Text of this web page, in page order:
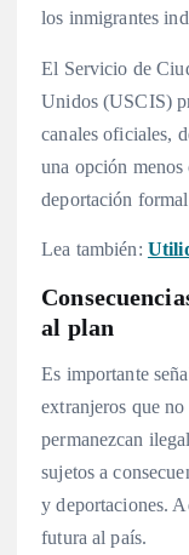
los inmigrantes
El Servicio de
Unidos (USCIS)
canales oficiales,
una opción menos
deportación
Lea también:
al plan
Es importante
extranjeros que
permanezcan
sujetos a
y deportaciones.
futura al país.